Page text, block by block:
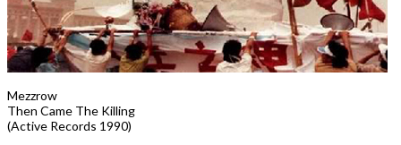
Mezzrow
Then Came The Killing
(Active Records 1990)